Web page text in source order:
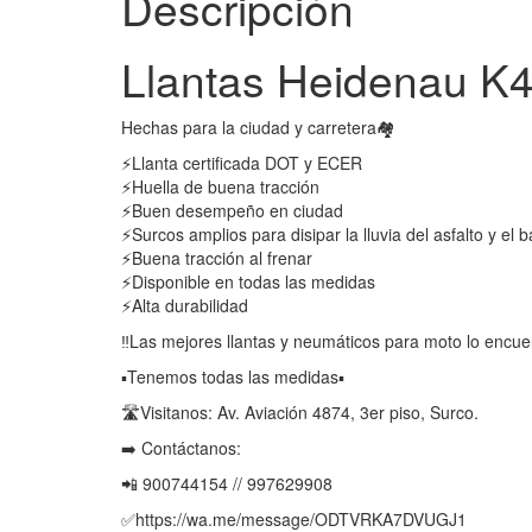
Llantas Heidenau
Hechas para la ciudad y carretera🏘
⚡️Llanta certificada DOT y ECER
⚡️Huella de buena tracción
⚡️Buen desempeño en ciudad
⚡️Surcos amplios para disipar la lluvia del asfalto y el
⚡️Buena tracción al frenar
⚡️Disponible en todas las medidas
⚡️Alta durabilidad
‼️Las mejores llantas y neumáticos para moto lo
▪️Tenemos todas las medidas▪️
🛣️Visitanos: Av. Aviación 4874, 3er piso, Surco.
➡️ Contáctanos:
📲 900744154 // 997629908
✅https://wa.me/message/ODTVRKA7DVUGJ1